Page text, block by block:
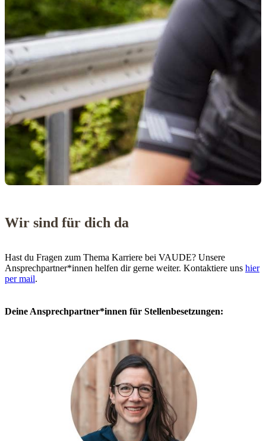
Wir sind für dich da
Hast du Fragen zum Thema Karriere bei VAUDE? Unsere
Ansprechpartner*innen helfen dir gerne weiter. Kontaktiere uns hier
per mail.
Deine Ansprechpartner*innen für Stellenbesetzungen: